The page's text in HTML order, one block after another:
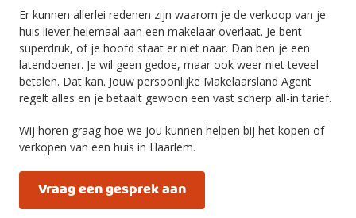
Er kunnen allerlei redenen zijn waarom je de verkoop van je
huis liever helemaal aan een makelaar overlaat. Je bent
superdruk, of je hoofd staat er niet naar. Dan ben je een
latendoener. Je wil geen gedoe, maar ook weer niet teveel
betalen. Dat kan. Jouw persoonlijke Makelaarsland Agent
regelt alles en je betaalt gewoon een vast scherp all-in tarief.
Wij horen graag hoe we jou kunnen helpen bij het kopen of
verkopen van een huis in Haarlem.
Vraag een gesprek aan